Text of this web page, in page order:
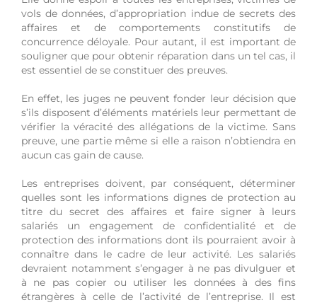
vols de données, d’appropriation indue de secrets des
affaires et de comportements constitutifs de
concurrence déloyale. Pour autant, il est important de
souligner que pour obtenir réparation dans un tel cas, il
est essentiel de se constituer des preuves.
En effet, les juges ne peuvent fonder leur décision que
s’ils disposent d’éléments matériels leur permettant de
vérifier la véracité des allégations de la victime. Sans
preuve, une partie même si elle a raison n’obtiendra en
aucun cas gain de cause.
Les entreprises doivent, par conséquent, déterminer
quelles sont les informations dignes de protection au
titre du secret des affaires et faire signer à leurs
salariés un engagement de confidentialité et de
protection des informations dont ils pourraient avoir à
connaître dans le cadre de leur activité. Les salariés
devraient notamment s’engager à ne pas divulguer et
à ne pas copier ou utiliser les données à des fins
étrangères à celle de l’activité de l’entreprise. Il est